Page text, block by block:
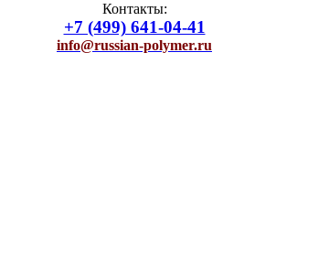
Контакты:
+7 (499) 641-04-41
info@russian-polymer.ru